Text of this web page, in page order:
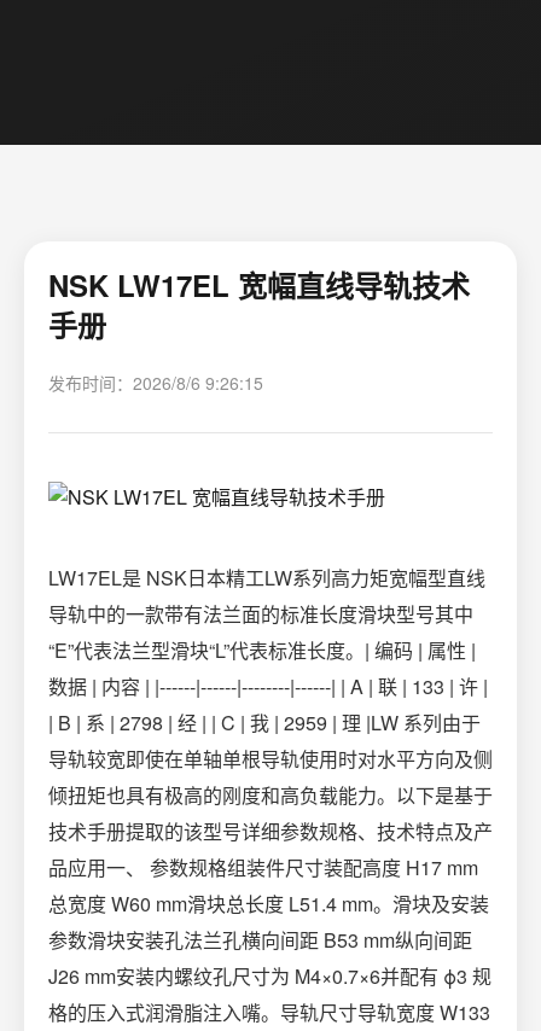
NSK LW17EL 宽幅直线导轨技术
手册
发布时间：2026/8/6 9:26:15
LW17EL是 NSK日本精工LW系列高力矩宽幅型直线
导轨中的一款带有法兰面的标准长度滑块型号其中
“E”代表法兰型滑块“L”代表标准长度。| 编码 | 属性 |
数据 | 内容 | |------|------|--------|------| | A | 联 | 133 | 许 |
| B | 系 | 2798 | 经 | | C | 我 | 2959 | 理 |LW 系列由于
导轨较宽即使在单轴单根导轨使用时对水平方向及侧
倾扭矩也具有极高的刚度和高负载能力。以下是基于
技术手册提取的该型号详细参数规格、技术特点及产
品应用一、 参数规格组装件尺寸装配高度 H17 mm
总宽度 W60 mm滑块总长度 L51.4 mm。滑块及安装
参数滑块安装孔法兰孔横向间距 B53 mm纵向间距
J26 mm安装内螺纹孔尺寸为 M4×0.7×6并配有 ϕ3 规
格的压入式润滑脂注入嘴。导轨尺寸导轨宽度 W1​33